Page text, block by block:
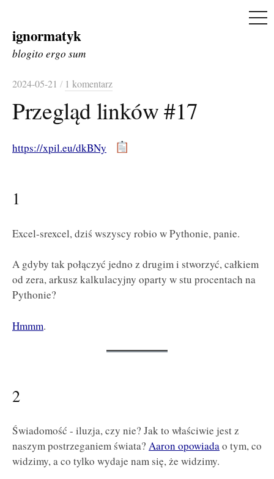
Skip
to
ignormatyk
blogito ergo sum
2024-05-21 / 1 komentarz
Przegląd linków #17
https://xpil.eu/dkBNy
1
Excel-srexcel, dziś wszyscy robio w Pythonie, panie.
A gdyby tak połączyć jedno z drugim i stworzyć, całkiem
od zera, arkusz kalkulacyjny oparty w stu procentach na
Pythonie?
Hmmm.
2
Świadomość - iluzja, czy nie? Jak to właściwie jest z
naszym postrzeganiem świata? Aaron opowiadao tym, co
widzimy, a co tylko wydaje nam się, że widzimy.